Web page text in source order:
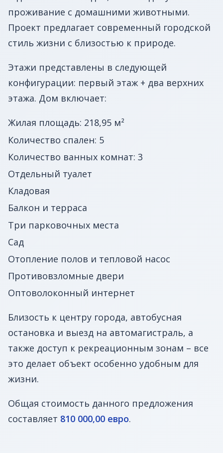
проживание с домашними животными.
Проект предлагает современный городской
стиль жизни с близостью к природе.
Этажи представлены в следующей
конфигурации: первый этаж + два верхних
этажа. Дом включает:
Жилая площадь: 218,95 м²
Количество спален: 5
Количество ванных комнат: 3
Отдельный туалет
Кладовая
Балкон и терраса
Три парковочных места
Сад
Отопление полов и тепловой насос
Противовзломные двери
Оптоволоконный интернет
Близость к центру города, автобусная
остановка и выезд на автомагистраль, а
также доступ к рекреационным зонам – все
это делает объект особенно удобным для
жизни.
Общая стоимость данного предложения
составляет 810 000,00 евро.